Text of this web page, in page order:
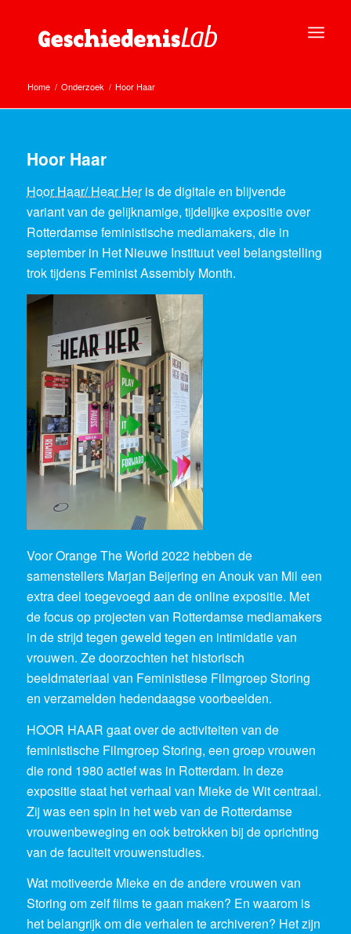
Home / Onderzoek / Hoor Haar
Hoor Haar
Hoor Haar/ Hear Heris de digitale en blijvende
variant van de gelijknamige, tijdelijke expositie over
Rotterdamse feministische mediamakers, die in
september in Het Nieuwe Instituut veel belangstelling
trok tijdens Feminist Assembly Month.
Voor Orange The World 2022 hebben de
samenstellers Marjan Beijering en Anouk van Mil een
extra deel toegevoegd aan de online expositie. Met
de focus op projecten van Rotterdamse mediamakers
in de strijd tegen geweld tegen en intimidatie van
vrouwen. Ze doorzochten het historisch
beeldmateriaal van Feministiese Filmgroep Storing
en verzamelden hedendaagse voorbeelden.
HOOR HAAR gaat over de activiteiten van de
feministische Filmgroep Storing, een groep vrouwen
die rond 1980 actief was in Rotterdam. In deze
expositie staat het verhaal van Mieke de Wit centraal.
Zij was een spin in het web van de Rotterdamse
vrouwenbeweging en ook betrokken bij de oprichting
van de faculteit vrouwenstudies.
Wat motiveerde Mieke en de andere vrouwen van
Storing om zelf films te gaan maken? En waarom is
het belangrijk om die verhalen te archiveren? Het zijn